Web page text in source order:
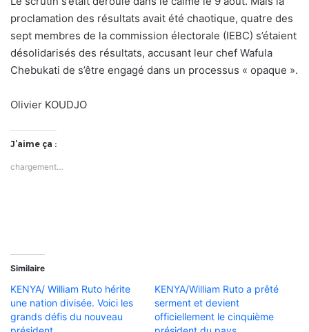
proclamation des résultats avait été chaotique, quatre des
sept membres de la commission électorale (IEBC) s’étaient
désolidarisés des résultats, accusant leur chef Wafula
Chebukati de s’être engagé dans un processus « opaque ».
Olivier KOUDJO
J’aime ça :
chargement…
Similaire
KENYA/ William Ruto hérite
une nation divisée. Voici les
grands défis du nouveau
KENYA/William Ruto a prêté
serment et devient
officiellement le cinquième